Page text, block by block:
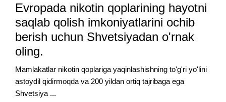
Evropada nikotin qoplarining hayotni
saqlab qolish imkoniyatlarini ochib
berish uchun Shvetsiyadan o'rnak
oling.
Mamlakatlar nikotin qoplariga yaqinlashishning to'g'ri yo'lini
astoydil qidirmoqda va 200 yildan ortiq tajribaga ega
Shvetsiya ...